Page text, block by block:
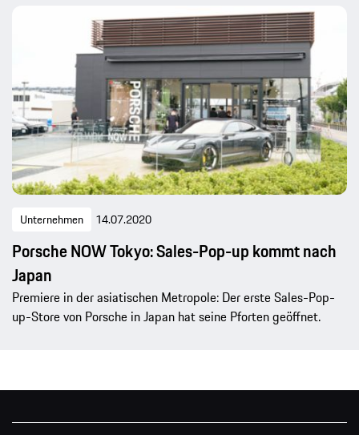
Unternehmen 14.07.2020
Porsche NOW Tokyo: Sales-Pop-up kommt nach
Japan
Premiere in der asiatischen Metropole: Der erste Sales-Pop-
up-Store von Porsche in Japan hat seine Pforten geöffnet.